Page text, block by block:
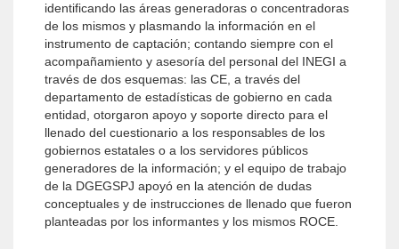
identificando las áreas generadoras o concentradoras
de los mismos y plasmando la información en el
instrumento de captación; contando siempre con el
acompañamiento y asesoría del personal del INEGI a
través de dos esquemas: las CE, a través del
departamento de estadísticas de gobierno en cada
entidad, otorgaron apoyo y soporte directo para el
llenado del cuestionario a los responsables de los
gobiernos estatales o a los servidores públicos
generadores de la información; y el equipo de trabajo
de la DGEGSPJ apoyó en la atención de dudas
conceptuales y de instrucciones de llenado que fueron
planteadas por los informantes y los mismos ROCE.